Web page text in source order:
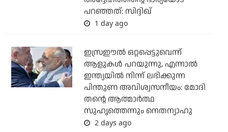
പറഞ്ഞത്: സിദ്ദിഖ്
1 day ago
ഇസ്രഈല്‍ ഒറ്റപ്പെട്ടുവെന്ന്
ആളുകള്‍ പറയുന്നു, എന്നാല്‍
ഇന്ത്യയില്‍ നിന്ന് ലഭിക്കുന്ന
പിന്തുണ അവിശ്വസനീയം: മോദി
തന്റെ ആത്മാര്‍ത്ഥ
സുഹൃത്തെന്നും നെതന്യാഹു
2 days ago